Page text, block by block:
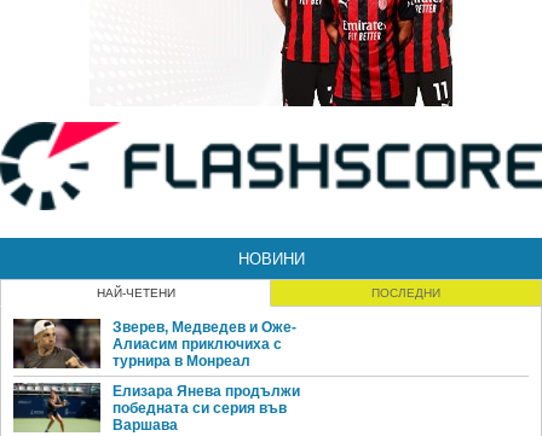
НОВИНИ
НАЙ-ЧЕТЕНИ ПОСЛЕДНИ
Зверев, Медведев и Оже-
Алиасим приключиха с
турнира в Монреал
Елизара Янева продължи
победната си серия във
Варшава